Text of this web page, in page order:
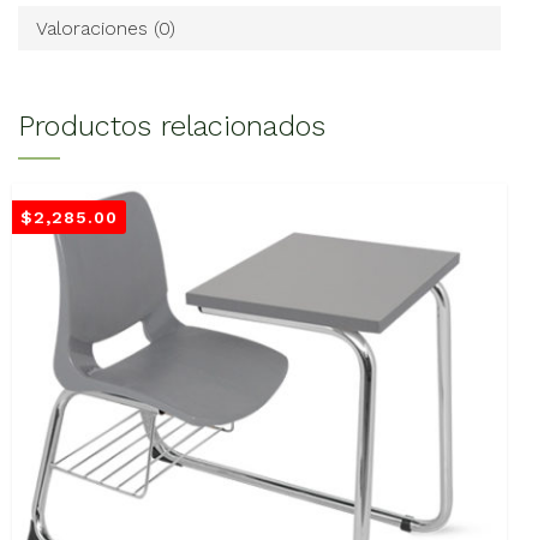
Valoraciones (0)
Productos relacionados
$2,285.00